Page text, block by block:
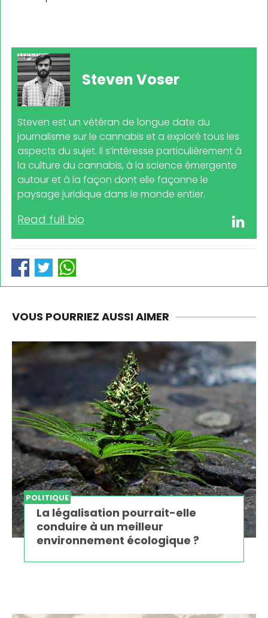
Steven Voser
Steven est un vétéran de longue date du
journalisme sur le cannabis et a exploré tous les
aspects du sujet. Il s’intéresse particulièrement à
la culture du cannabis, à la science émergente
autour et à la façon dont elle façonne le
paysage juridique dans le monde entier.
Read full bio
VOUS POURRIEZ AUSSI AIMER
POLITIQUE
La légalisation pourrait-elle
conduire à un meilleur
environnement écologique ?